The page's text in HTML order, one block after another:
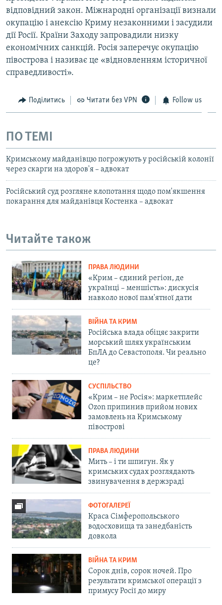
відповідний закон. Міжнародні організації визнали
окупацію і анексію Криму незаконними і засудили
дії Росії. Країни Заходу запровадили низку
економічних санкцій. Росія заперечує окупацію
півострова і називає це «відновленням історичної
справедливості».
Поділитись Читати без VPN Follow us
ПО ТЕМІ
Кримському майданівцю погрожують у російській колонії
через скарги на здоров'я – адвокат
Російський суд розгляне клопотання щодо пом'якшення
покарання для майданівця Костенка – адвокат
Читайте також
ПРАВА ЛЮДИНИ
«Крим – єдиний регіон, де
українці – меншість»: дискусія
навколо нової пам'ятної дати
ВІЙНА ТА КРИМ
Російська влада обіцяє закрити
морський шлях українським
БпЛА до Севастополя. Чи реально
це?
СУСПІЛЬСТВО
«Крим – не Росія»: маркетплейс
Ozon припинив прийом нових
замовлень на Кримському
півострові
ПРАВА ЛЮДИНИ
Мить – і ти шпигун. Як у
кримських судах розглядають
звинувачення в держзраді
ФОТОГАЛЕРЕЇ
Краса Сімферопольського
водосховища та занедбаність
довкола
ВІЙНА ТА КРИМ
Сорок днів, сорок ночей. Про
результати кримської операції з
примусу Росії до миру